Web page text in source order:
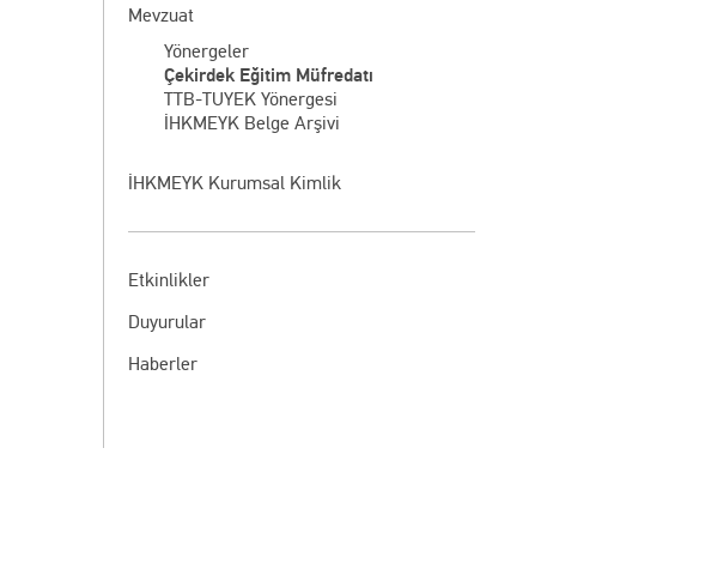
Mevzuat
Yönergeler
Çekirdek Eğitim Müfredatı
TTB-TUYEK Yönergesi
İHKMEYK Belge Arşivi
İHKMEYK Kurumsal Kimlik
Etkinlikler
Duyurular
Haberler